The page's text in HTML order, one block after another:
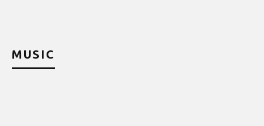
MUSIC